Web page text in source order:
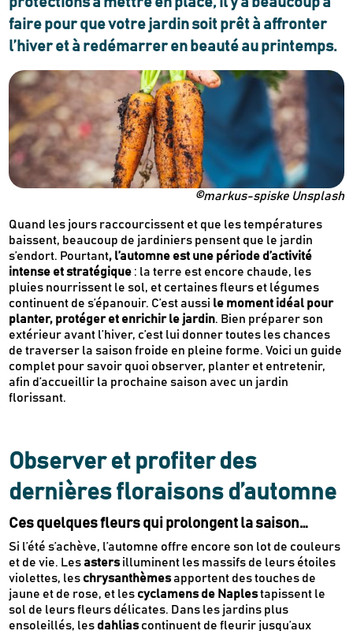
faire pour que votre jardin soit prêt à affronter
l’hiver et à redémarrer en beauté au printemps.
©markus-spiske Unsplash
Quand les jours raccourcissent et que les températures
baissent, beaucoup de jardiniers pensent que le jardin
s’endort. Pourtant, l’automne est une période d’activité
intense et stratégique : la terre est encore chaude, les
pluies nourrissent le sol, et certaines fleurs et légumes
continuent de s’épanouir. C’est aussi le moment idéal pour
planter, protéger et enrichir le jardin. Bien préparer son
extérieur avant l’hiver, c’est lui donner toutes les chances
de traverser la saison froide en pleine forme. Voici un guide
complet pour savoir quoi observer, planter et entretenir,
afin d’accueillir la prochaine saison avec un jardin
florissant.
Observer et profiter des
dernières floraisons d’automne
Ces quelques fleurs qui prolongent la saison…
Si l’été s’achève, l’automne offre encore son lot de couleurs
et de vie. Lesastersilluminent les massifs de leurs étoiles
violettes, les chrysanthèmesapportent des touches de
jaune et de rose, et les cyclamens de Naplestapissent le
sol de leurs fleurs délicates. Dans les jardins plus
ensoleillés, les dahliascontinuent de fleurir jusqu’aux